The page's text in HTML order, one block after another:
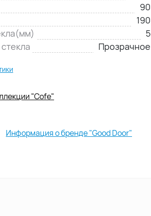
90
190
5
Прозрачное
"Cofe"
Информация о бренде "Good Door"